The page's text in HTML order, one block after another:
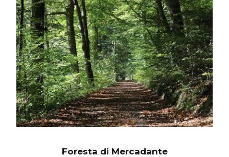
Foresta di Mercadante